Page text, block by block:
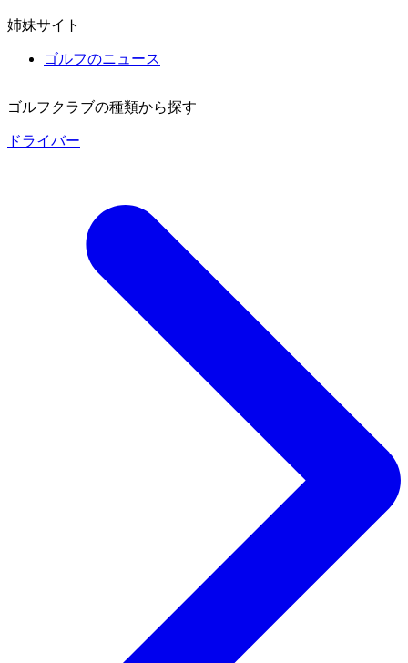
姉妹サイト
ゴルフのニュース
ゴルフクラブの種類から探す
ドライバー